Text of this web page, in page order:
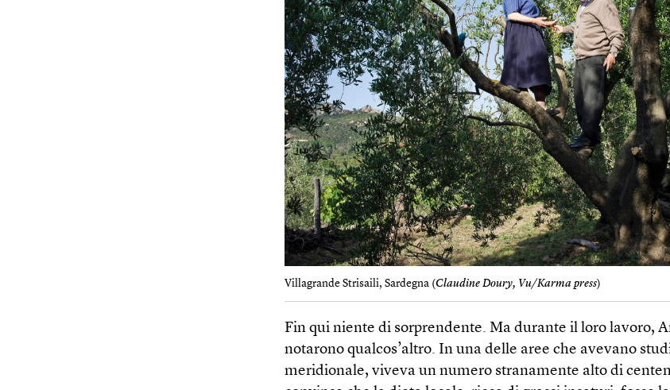
Villagrande Strisaili, Sardegna (Claudine Doury, Vu/Karma press)
Fin qui niente di sorprendente. Ma durante il loro lavoro,
notarono qualcos’altro. In una delle aree che avevano
meridionale, viveva un numero stranamente alto di